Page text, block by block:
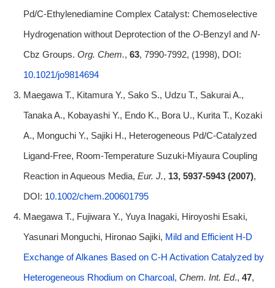
Pd/C-Ethylenediamine Complex Catalyst: Chemoselective
Hydrogenation without Deprotection of the O-Benzyl and N-
Cbz Groups. Org. Chem., 63, 7990-7992, (1998), DOI:
10.1021/jo9814694
Maegawa T., Kitamura Y., Sako S., Udzu T., Sakurai A.,
Tanaka A., Kobayashi Y., Endo K., Bora U., Kurita T., Kozaki
A., Monguchi Y., Sajiki H., Heterogeneous Pd/C-Catalyzed
Ligand-Free, Room-Temperature Suzuki-Miyaura Coupling
Reaction in Aqueous Media, Eur. J., 13, 5937-5943 (2007),
DOI: 10.1002/chem.200601795
Maegawa T., Fujiwara Y., Yuya Inagaki, Hiroyoshi Esaki,
Yasunari Monguchi, Hironao Sajiki, Mild and Efficient H-D
Exchange of Alkanes Based on C-H Activation Catalyzed by
Heterogeneous Rhodium on Charcoal, Chem. Int. Ed., 47,